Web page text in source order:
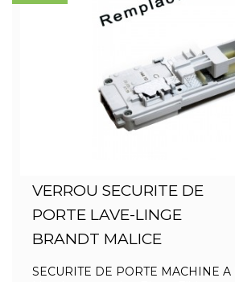
VERROU SECURITE DE
PORTE LAVE-LINGE
BRANDT MALICE
SECURITE DE PORTE MACHINE A